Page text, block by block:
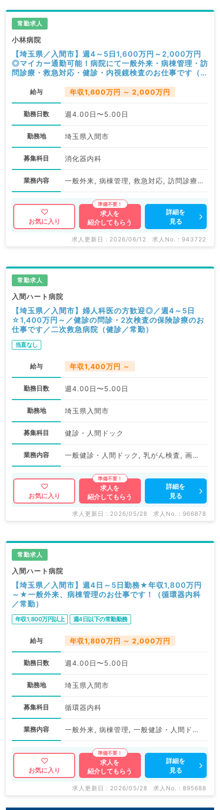
常勤求人
小林病院
【埼玉県／入間市】週4～5日1,600万円～2,000万円
◎マイカー通勤可能！病院にて一般外来・病棟管理・訪
問診療・救急対応・健診・内視鏡検査のお仕事です（消
給与 年収1,600万円 ～ 2,000万円
勤務日数 週4.00日〜5.00日
勤務地 埼玉県入間市
募集科目 消化器内科
業務内容 一般外来, 病棟管理, 救急対応, 訪問診療（居宅）, 訪問診療（施設）, 一般健診・人間ドック, その他
お気に入り
求人を
紹介してもらう
詳細を
見る
求人更新日 : 2026/06/12 求人No. : 943722
常勤求人
入間ハート病院
【埼玉県／入間市】婦人科医の方歓迎◎／週4～5日
☆1,400万円～／健診の問診・2次検査の保険診療のお
仕事です／二次救急病院（健診／常勤）
当直なし
給与 年収1,400万円 ～
勤務日数 週4.00日〜5.00日
勤務地 埼玉県入間市
募集科目 健診・人間ドック
業務内容 一般健診・人間ドック, 乳がん検査, 画像診断（二次読影）
お気に入り
求人を
紹介してもらう
詳細を
見る
求人更新日 : 2026/05/28 求人No. : 966878
常勤求人
入間ハート病院
【埼玉県／入間市】週4日～5日勤務★年収1,800万円
～★一般外来、病棟管理のお仕事です！（循環器内科
／常勤）
年収1,800万円以上 週4日以下の常勤勤務
給与 年収1,800万円 ～ 2,000万円
勤務日数 週4.00日〜5.00日
勤務地 埼玉県入間市
募集科目 循環器内科
業務内容 一般外来, 病棟管理, 一般健診・人間ドック
お気に入り
求人を
紹介してもらう
詳細を
見る
求人更新日 : 2026/05/28 求人No. : 895688